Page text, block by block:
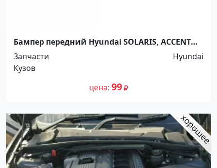
Бампер передний Hyundai SOLARIS, ACCENT
2010-2014 Краснодар
Запчасти
Hyundai
Кузов
цена 99